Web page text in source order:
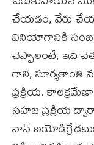
చేయడం, వేరు
వినియోగానికి
చెప్పాలంటే, ఇది
గాలి, సూర్యకాంతి
ప్రక్రియ.
సహజ ప్రక్రియ
నాన్